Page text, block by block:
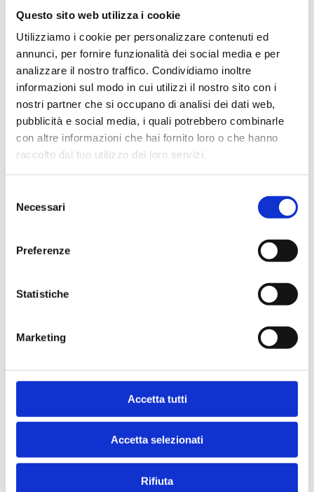
Questo sito web utilizza i cookie
Utilizziamo i cookie per personalizzare contenuti ed
annunci, per fornire funzionalità dei social media e per
analizzare il nostro traffico. Condividiamo inoltre
informazioni sul modo in cui utilizzi il nostro sito con i
nostri partner che si occupano di analisi dei dati web,
pubblicità e social media, i quali potrebbero combinarle
con altre informazioni che hai fornito loro o che hanno
raccolto dal tuo utilizzo dei loro servizi.
delNecessari
Preferenze
Statistiche
Marketing
Accetta tutti
Accetta selezionati
Rifiuta